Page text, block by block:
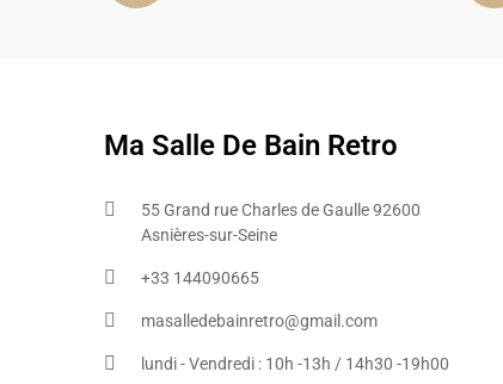
Ma Salle De Bain Retro
55 Grand rue Charles de Gaulle 92600
Asnières-sur-Seine
+33 144090665​
masalledebainretro@gmail.com
lundi - Vendredi : 10h -13h / 14h30 -19h00